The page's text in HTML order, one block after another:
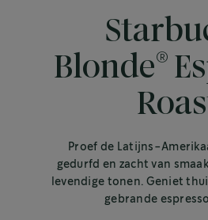
Blonde®
Proef de Latijns-
gedurfd en zacht van
levendige tonen. Geniet
gebrande